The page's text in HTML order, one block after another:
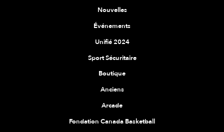
Nouvelles
Événements
Unifié 2024
Sport Sécuritaire
Boutique
Anciens
Arcade
Fondation Canada Basketball